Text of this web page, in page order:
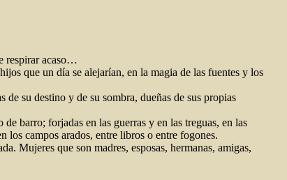
respirar acaso…
que un día se alejarían, en la magia de las fuentes y los
su destino y de su sombra, dueñas de sus propias
barro; forjadas en las guerras y en las treguas, en las
los campos arados, entre libros o entre fogones.
Mujeres que son madres, esposas, hermanas, amigas,